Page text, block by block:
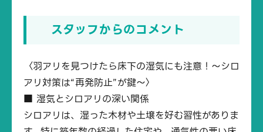
スタッフからのコメント
〈羽アリを見つけたら床下の湿気にも注意！～シロ
アリ対策は“再発防止”が鍵～〉
■ 湿気とシロアリの深い関係
シロアリは、湿った木材や土壌を好む習性がありま